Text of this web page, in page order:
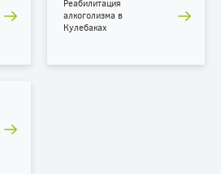
Реабилитация
алкоголизма в
Кулебаках